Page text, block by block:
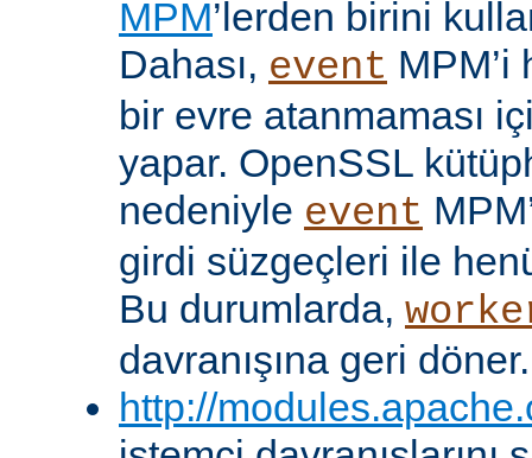
MPM’lerden birini
Dahası, event MPM’i
bir evre atanmaması
yapar. OpenSSL
nedeniyle event
girdi süzgeçleri ile
Bu durumlarda,
davranışına geri döner.
http://